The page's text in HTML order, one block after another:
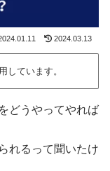
2024.03.13
しています。
どうやってやれば
れるって聞いたけ